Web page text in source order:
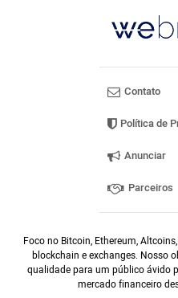
Contato
Política de
Anunciar
Parceiros
Foco no Bitcoin, Ethereum,
blockchain e exchanges. Nosso
qualidade para um público ávido
mercado financeiro